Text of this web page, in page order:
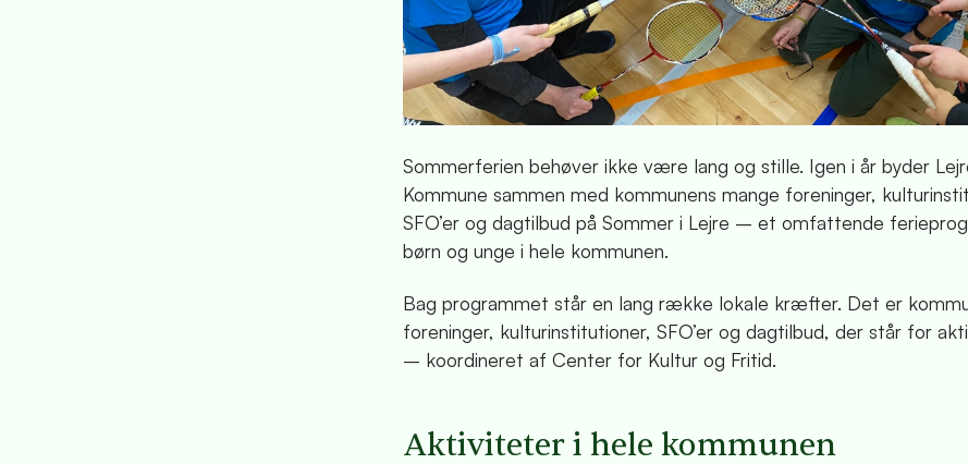
Sommerferien behøver ikke være lang og stille. Igen i år byder
Kommune sammen med kommunens mange foreninger,
SFO’er og dagtilbud på Sommer i Lejre – et omfattende
børn og unge i hele kommunen.
Bag programmet står en lang række lokale kræfter. Det er
foreninger, kulturinstitutioner, SFO’er og dagtilbud, der står for
– koordineret af Center for Kultur og Fritid.
Aktiviteter i hele kommunen